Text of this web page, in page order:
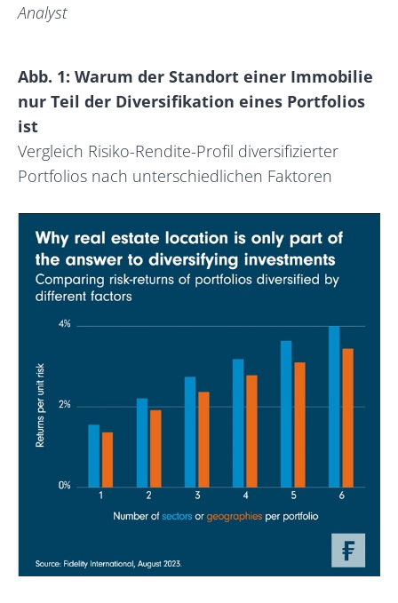
Analyst
Abb. 1: Warum der Standort einer Immobilie
nur Teil der Diversifikation eines Portfolios
ist
Vergleich Risiko-Rendite-Profil diversifizierter
Portfolios nach unterschiedlichen Faktoren